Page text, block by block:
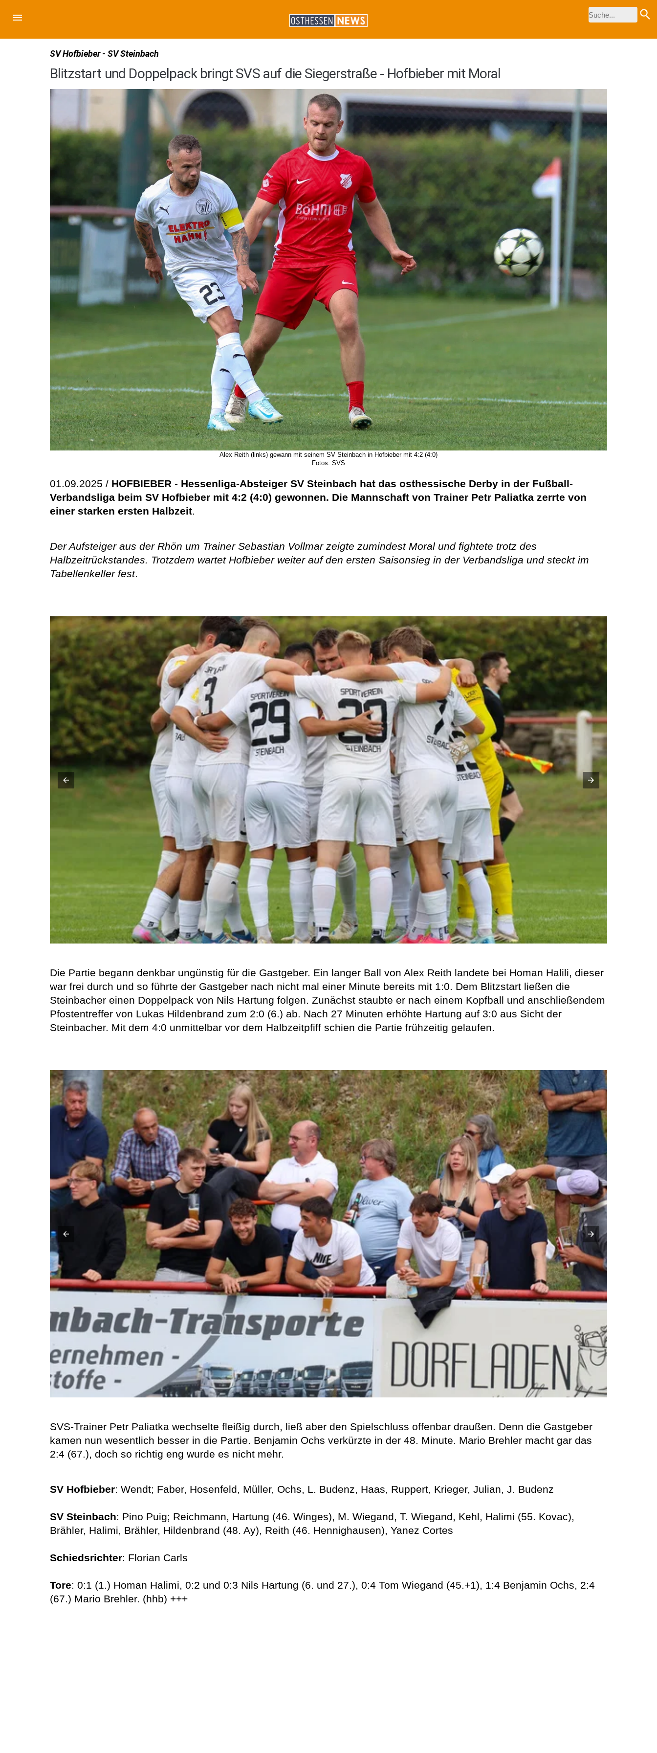
SV Hofbieber - SV Steinbach
Blitzstart und Doppelpack bringt SVS auf die Siegerstraße - Hofbieber mit Moral
Alex Reith (links) gewann mit seinem SV Steinbach in Hofbieber mit 4:2 (4:0)
Fotos: SVS
01.09.2025 / HOFBIEBER - Hessenliga-Absteiger SV Steinbach hat das osthessische Derby in der Fußball-
Verbandsliga beim SV Hofbieber mit 4:2 (4:0) gewonnen. Die Mannschaft von Trainer Petr Paliatka zerrte von
einer starken ersten Halbzeit.
Der Aufsteiger aus der Rhön um Trainer Sebastian Vollmar zeigte zumindest Moral und fightete trotz des
Halbzeitrückstandes. Trotzdem wartet Hofbieber weiter auf den ersten Saisonsieg in der Verbandsliga und steckt im
Tabellenkeller fest.
Die Partie begann denkbar ungünstig für die Gastgeber. Ein langer Ball von Alex Reith landete bei Homan Halili, dieser
war frei durch und so führte der Gastgeber nach nicht mal einer Minute bereits mit 1:0. Dem Blitzstart ließen die
Steinbacher einen Doppelpack von Nils Hartung folgen. Zunächst staubte er nach einem Kopfball und anschließendem
Pfostentreffer von Lukas Hildenbrand zum 2:0 (6.) ab. Nach 27 Minuten erhöhte Hartung auf 3:0 aus Sicht der
Steinbacher. Mit dem 4:0 unmittelbar vor dem Halbzeitpfiff schien die Partie frühzeitig gelaufen.
SVS-Trainer Petr Paliatka wechselte fleißig durch, ließ aber den Spielschluss offenbar draußen. Denn die Gastgeber
kamen nun wesentlich besser in die Partie. Benjamin Ochs verkürzte in der 48. Minute. Mario Brehler macht gar das
2:4 (67.), doch so richtig eng wurde es nicht mehr.
SV Hofbieber: Wendt; Faber, Hosenfeld, Müller, Ochs, L. Budenz, Haas, Ruppert, Krieger, Julian, J. Budenz
SV Steinbach: Pino Puig; Reichmann, Hartung (46. Winges), M. Wiegand, T. Wiegand, Kehl, Halimi (55. Kovac),
Brähler, Halimi, Brähler, Hildenbrand (48. Ay), Reith (46. Hennighausen), Yanez Cortes
Schiedsrichter: Florian Carls
Tore: 0:1 (1.) Homan Halimi, 0:2 und 0:3 Nils Hartung (6. und 27.), 0:4 Tom Wiegand (45.+1), 1:4 Benjamin Ochs, 2:4
(67.) Mario Brehler. (hhb) +++